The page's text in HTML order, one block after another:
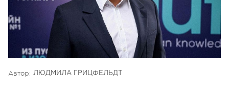
Автор: ЛЮДМИЛА ГРИЦФЕЛЬДТ